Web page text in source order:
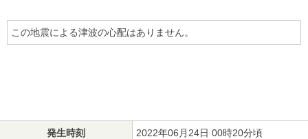
この地震による津波の心配はありません。
発生時刻 2022年06月24日 00時20分頃